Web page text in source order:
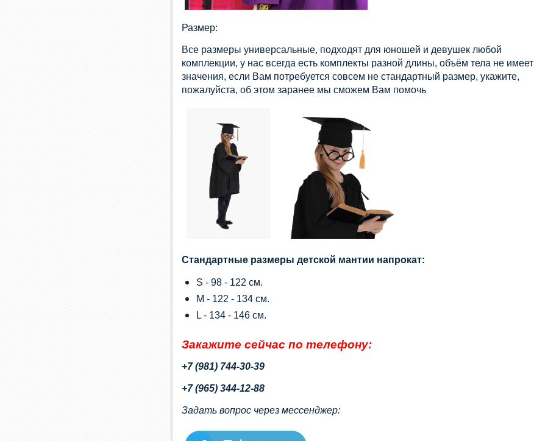
Размер:
Все размеры универсальные, подходят для юношей и девушек любой
комплекции, у нас всегда есть комплекты разной длины, объём тела не имеет
значения, если Вам потребуется совсем не стандартный размер, укажите,
пожалуйста, об этом заранее мы сможем Вам помочь
Стандартные размеры детской мантии напрокат:
S - 98 - 122 см.
М - 122 - 134 см.
L - 134 - 146 см.
Закажите сейчас по телефону:
+7 (981) 744-30-39
+7 (965) 344-12-88
Задать вопрос через мессенджер: